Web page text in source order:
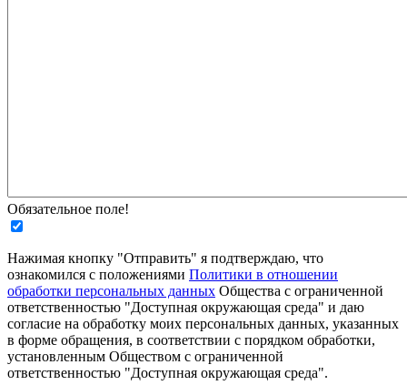
Обязательное поле!
Нажимая кнопку "Отправить" я подтверждаю, что
ознакомился с положениями Политики в отношении
обработки персональных данных Общества с ограниченной
ответственностью "Доступная окружающая среда" и даю
согласие на обработку моих персональных данных, указанных
в форме обращения, в соответствии с порядком обработки,
установленным Обществом с ограниченной
ответственностью "Доступная окружающая среда".